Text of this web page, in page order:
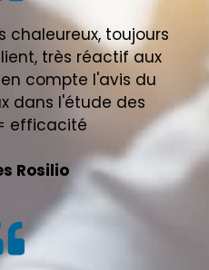
toujours
très réactif aux
compte l'avis du
dans l'étude des
efficacité
Rosilio